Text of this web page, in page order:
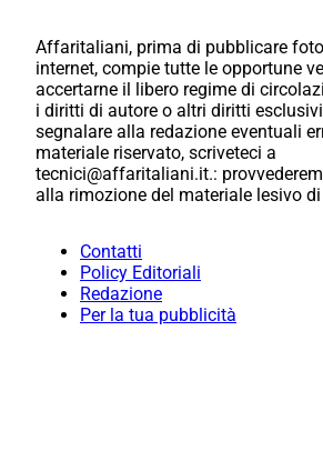
Affaritaliani, prima di pubblicare
internet, compie tutte le opportune
accertarne il libero regime di
i diritti di autore o altri diritti
segnalare alla redazione eventuali
materiale riservato, scriveteci a
tecnici@affaritaliani.it.:
alla rimozione del materiale lesivo
Contatti
Policy Editoriali
Redazione
Per la tua pubblicità